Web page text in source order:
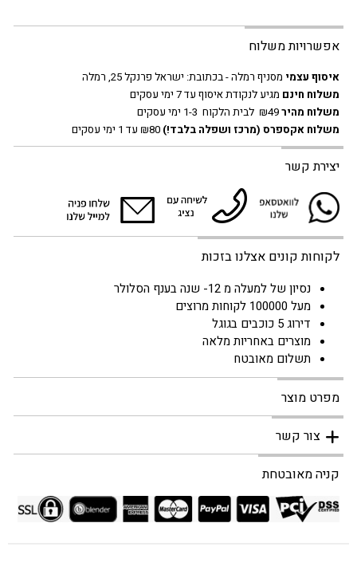
אפשרויות משלוח
איסוף עצמי מסניף רמלה - בכתובת: ישראל פרנקל 25, רמלה
משלוח חינם מגיע לנקודת איסוף עד 7 ימי עסקים
משלוח מהיר
משלוח אקספרס (מרכז ושפלה בלבד!)
יצירת קשר
לקוחות קונים אצלנו בזכות
נסיון של למעלה מ 12- שנה בענף הסלולר
מעל 100000 לקוחות מרוצים
דירוג 5 כוכבים בגוגל
מוצרים באחריות מלאה
תשלום מאובטח
מפרט מוצר
צור קשר
קניה מאובטחת